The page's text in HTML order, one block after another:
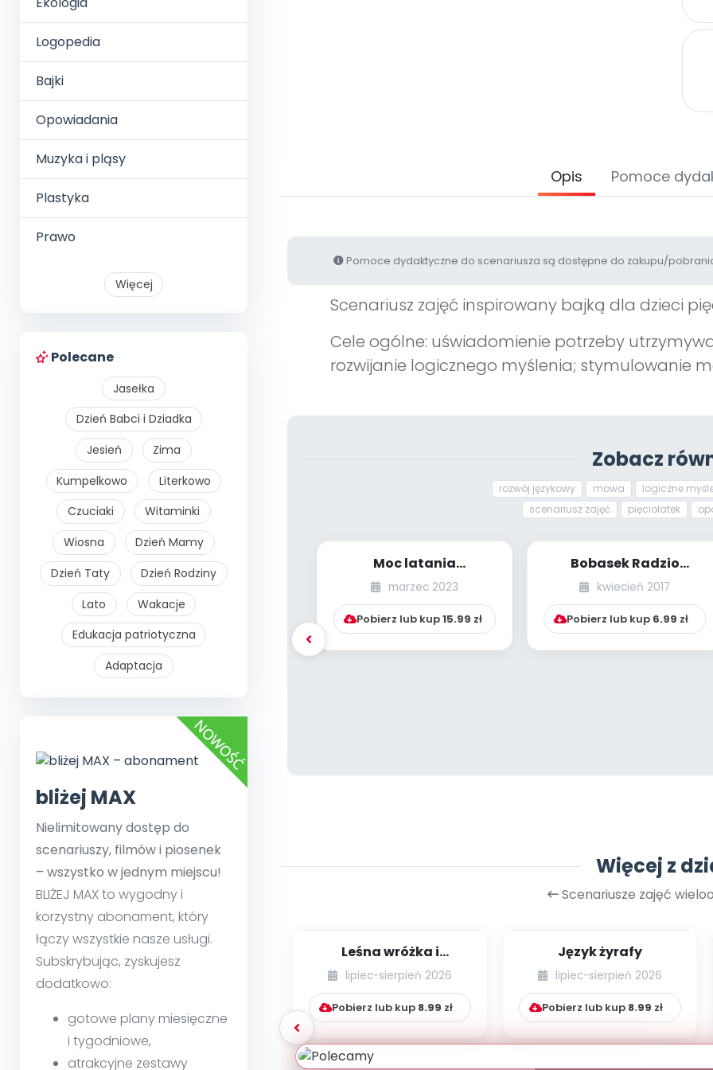
Logopedia
Bajki
Opowiadania
Muzyka i pląsy
Plastyka
Prawo
Więcej
Polecane
Jasełka
Dzień Babci i Dziadka
Jesień
Zima
Kumpelkowo
Literkowo
Czuciaki
Witaminki
Wiosna
Dzień Mamy
Dzień Taty
Dzień Rodziny
Lato
Wakacje
Edukacja patriotyczna
Adaptacja
bliżej MAX
Nielimitowany dostęp do
scenariuszy, filmów i piosenek
– wszystko w jednym miejscu!
BLIŻEJ MAX to wygodny i
korzystny abonament, który
łączy wszystkie nasze usługi.
Subskrybując, zyskujesz
dodatkowo:
gotowe plany miesięczne
i tygodniowe,
atrakcyjne zestawy
Opis Pomoce
Pomoce dydaktyczne do scenariusza są dostępne do zakupu/
Scenariusz zajęć inspirowany bajką dla dzieci
Cele ogólne: uświadomienie potrzeby
rozwijanie logicznego myślenia; stymulowanie
Zobacz
rozwój językowy mowa logiczne
scenariusz zajęć
pięciolatek
Moc latania
[przedszkolne
inspiracje - dzieci
starsze]
marzec 2023
Pobierz lub kup15.99 zł
Bobasek Radzio
(scenariusz zajęć
logopedycznych)
kwiecień 2017
Pobierz lub kup 6.99 zł
Więcej z
Scenariusze zajęć
Leśna wróżka i
przyjaciele
lipiec-sierpień 2026
Pobierz lub kup 8.99 zł
Język żyrafy
lipiec-sierpień 2026
Pobierz lub kup 8.99 zł